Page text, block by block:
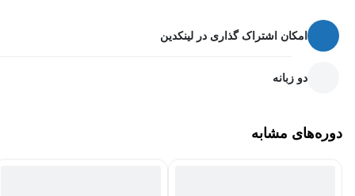
امکان اشتراک گذاری در لینکدین
دو زبانه
دوره‌های مشابه